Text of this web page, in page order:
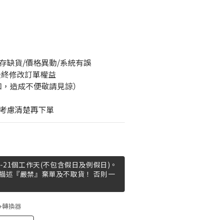
缺貨/價格異動/系統有誤
修改訂單權益
造成不便敬請見諒）
慮清楚再下單
個工作天(不包含假日及例假日)。
述『嚴禁』棄單及不取貨！ 否則一
轉換器